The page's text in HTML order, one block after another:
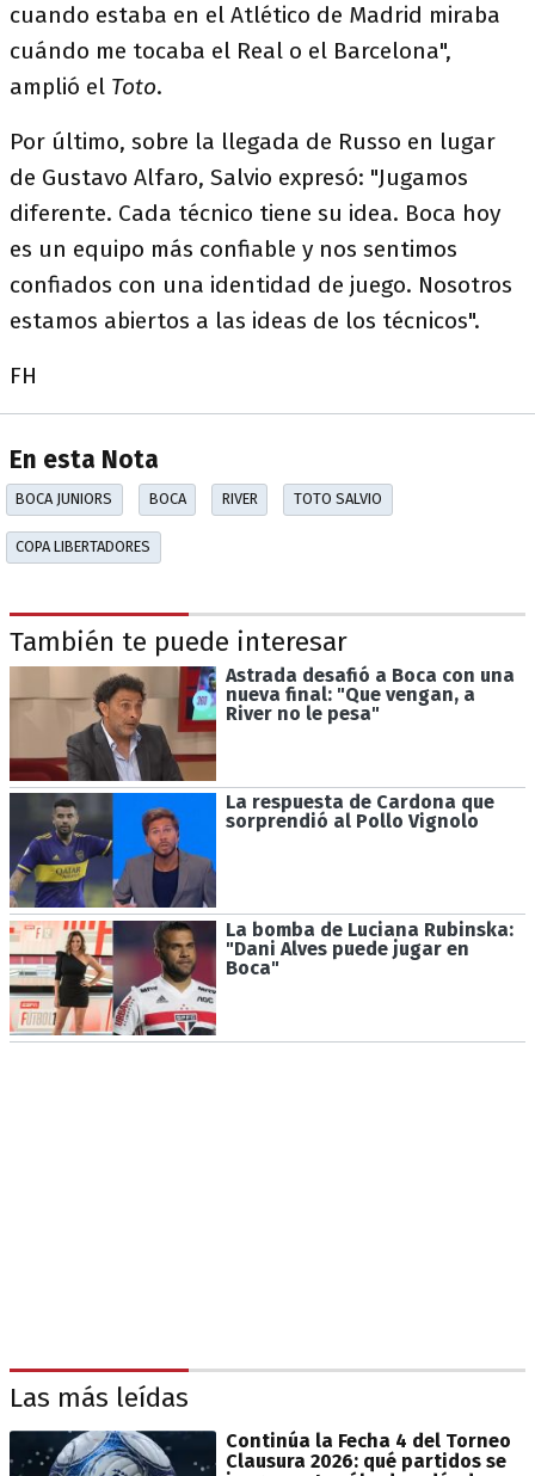
cuando estaba en el Atlético de Madrid miraba
cuándo me tocaba el Real o el Barcelona",
amplió el Toto.
Por último, sobre la llegada de Russo en lugar
de Gustavo Alfaro, Salvio expresó: "Jugamos
diferente. Cada técnico tiene su idea. Boca hoy
es un equipo más confiable y nos sentimos
confiados con una identidad de juego. Nosotros
estamos abiertos a las ideas de los técnicos".
FH
En esta Nota
BOCA JUNIORS BOCA RIVER TOTO SALVIO
COPA LIBERTADORES
También te puede interesar
Astrada desafió a Boca con una
nueva final: "Que vengan, a
River no le pesa"
La respuesta de Cardona que
sorprendió al Pollo Vignolo
La bomba de Luciana Rubinska:
"Dani Alves puede jugar en
Boca"
Las más leídas
Continúa la Fecha 4 del Torneo
Clausura 2026: qué partidos se